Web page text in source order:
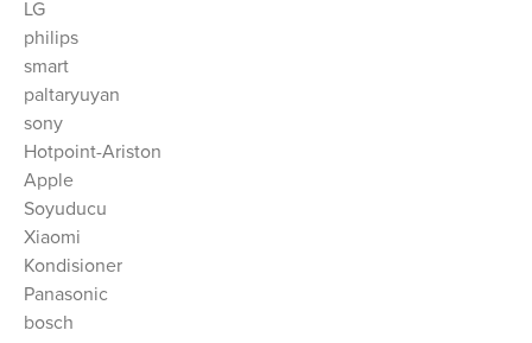
LG
philips
smart
paltaryuyan
sony
Hotpoint-Ariston
Apple
Soyuducu
Xiaomi
Kondisioner
Panasonic
bosch